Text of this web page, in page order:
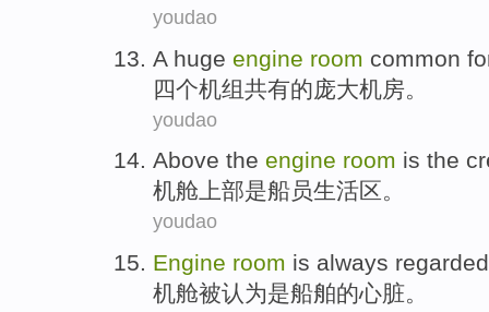
youdao
A huge engine room common
四个机组共有的庞大机房。
youdao
Above the engine room is the
机舱 上部是船员生活区。
youdao
Engine room is always
机舱被认为是船舶的心脏。